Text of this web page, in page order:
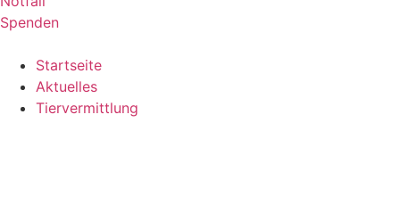
Spenden
Startseite
Aktuelles
Tiervermittlung